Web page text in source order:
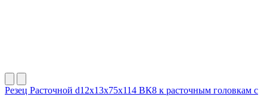
Резец Расточной d12х13х75х114 ВК8 к расточным головкам с